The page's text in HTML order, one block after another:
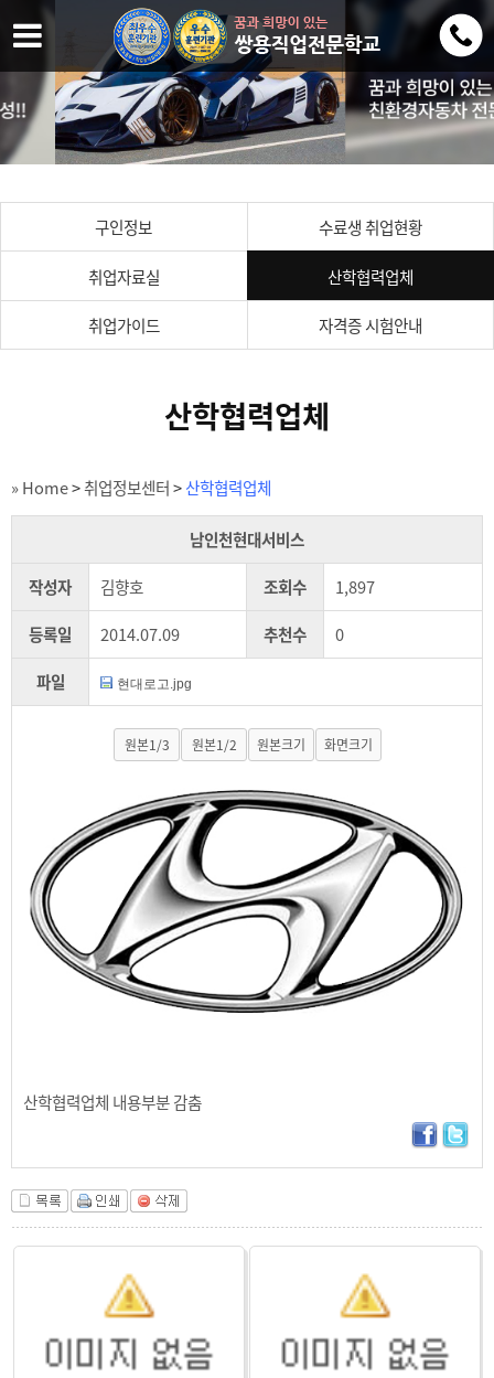
구인정보 수료생 취업현황
취업자료실 산학협력업체
취업가이드 자격증 시험안내
산학협력업체
» Home>취업정보센터>산학협력업체
남인천현대서비스
작성자
김향호 조회수
1,897
등록일
2014.07.09 추천수
0
파일
현대로고.jpg
원본1/3 원본1/2 원본크기 화면크기
산학협력업체 내용부분 감춤